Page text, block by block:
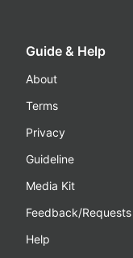
Guide & Help
About
Terms
Privacy
Guideline
Media Kit
Feedback/Requests
Help